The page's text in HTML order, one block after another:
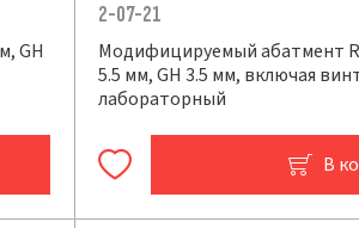
GH
2-07-21
Модифицируемый абатмент
5.5 мм, GH 3.5 мм, включая
лабораторный
В